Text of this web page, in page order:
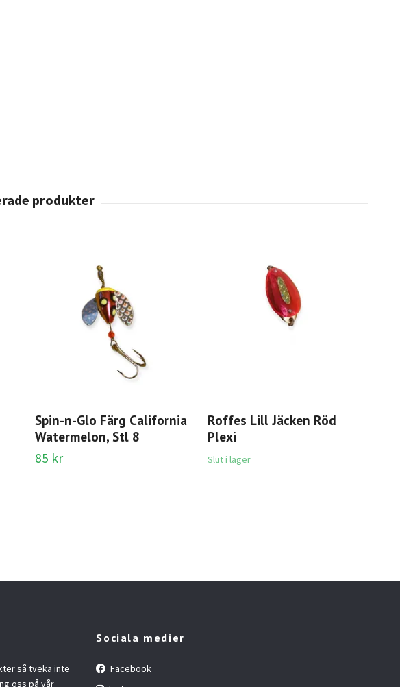
Spin-n-Glo Färg California
Watermelon, Stl 8
85 kr
Roffes Lill Jäcken Röd
Plexi
Slut i lager
så tveka inte
oss på vår
Sociala medier
Facebook